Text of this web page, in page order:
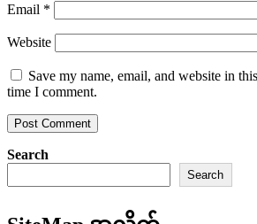
Email *
Website
Save my name, email, and website in
time I comment.
Search
Search